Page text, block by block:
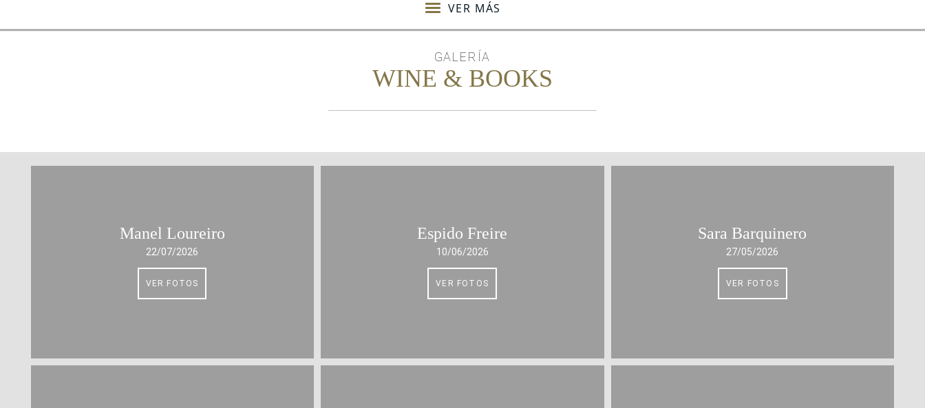
VER MÁS
CONOCE EL PROYECTO
GALERÍA
WINE & BOOKS
Manel Loureiro
22/07/2026
VER FOTOS
Espido Freire
10/06/2026
VER FOTOS
Sara Barquinero
27/05/2026
VER FOTOS